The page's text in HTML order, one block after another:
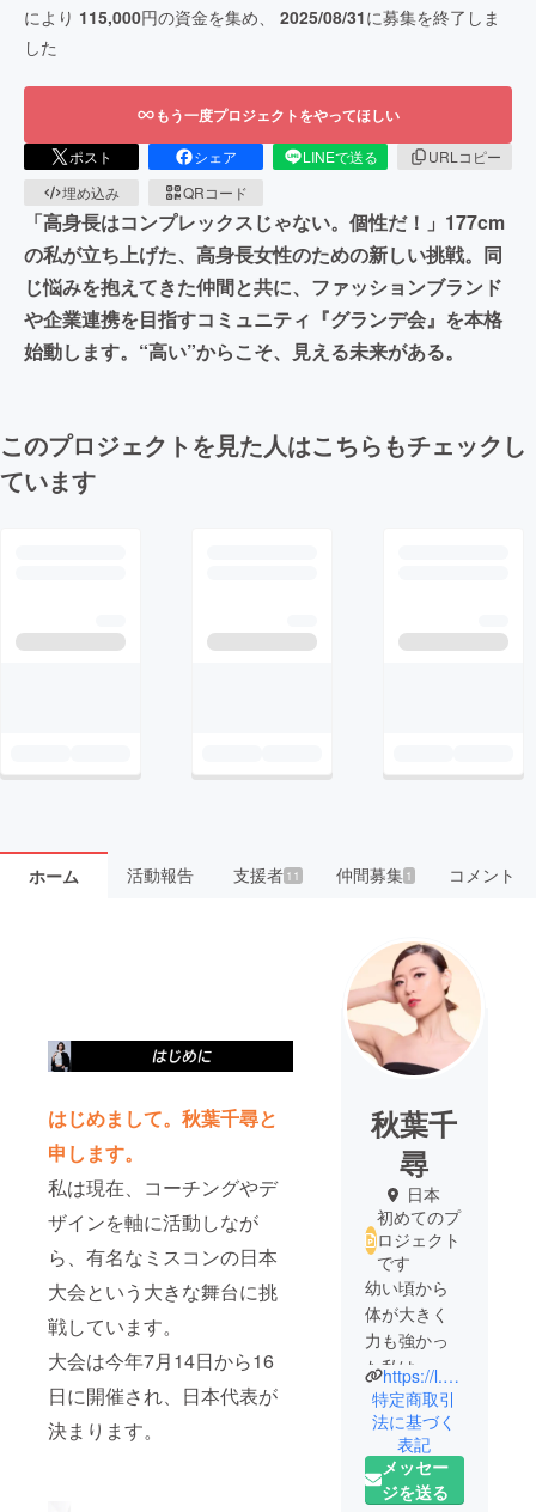
により 115,000円の資金を集め、 2025/08/31に募集を終了しま
した
もう一度プロジェクトをやってほしい
ポスト シェア LINEで送る
URLコピー
埋め込み
QRコード
「高身長はコンプレックスじゃない。個性だ！」177cm
の私が立ち上げた、高身長女性のための新しい挑戦。同
じ悩みを抱えてきた仲間と共に、ファッションブランド
や企業連携を目指すコミュニティ『グランデ会』を本格
始動します。“高い”からこそ、見える未来がある。
このプロジェクトを見た人はこちらもチェックし
ています
ホーム 活動報告 支援者 11 仲間募集 1 コメント
はじめまして。秋葉千尋と
申します。
私は現在、コーチングやデ
ザインを軸に活動しなが
ら、有名なミスコンの日本
大会という大きな舞台に挑
戦しています。
大会は今年7月14日から16
日に開催され、日本代表が
決まります。
秋葉千
尋
日本
初めてのプ
ロジェクト
です
幼い頃から
体が大きく
力も強かっ
た私は、可
愛らしい女
の子に憧れ
つつも男の
子っぽく振
る舞ってき
https://l.messenger.com/l.php?u=https%3A%2F%2Fwww.instagram.com%2Fchihiro_akiba_%3Figsh%3DMjlrbWcxZHZwbG96&h=AT23tPqZnx_f-J2Wt-2XcGQn2K5hGyttBPDVDlHV0QlOfTtr6AsJxHvhohFLQ6nLEek9DhYPkBtBgLUQ5CbC8xq1ixda2J6MD8QvczeBeXPVU_nUZC-JLBaz7shHUmjHYz1jjC4UTws7ZkzbsfTA-Q
特定商取引
法に基づく
表記
メッセー
ジを送る